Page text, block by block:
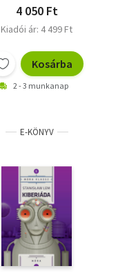
4 050 Ft
Kiadói ár: 4 499 Ft
Kosárba
2 - 3 munkanap
E-KÖNYV